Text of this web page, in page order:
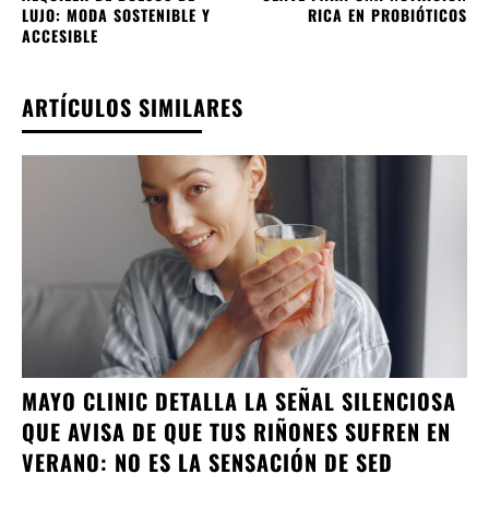
LUJO: MODA SOSTENIBLE Y
ACCESIBLE
RICA EN PROBIÓTICOS
ARTÍCULOS SIMILARES
MAYO CLINIC DETALLA LA SEÑAL SILENCIOSA
QUE AVISA DE QUE TUS RIÑONES SUFREN EN
VERANO: NO ES LA SENSACIÓN DE SED